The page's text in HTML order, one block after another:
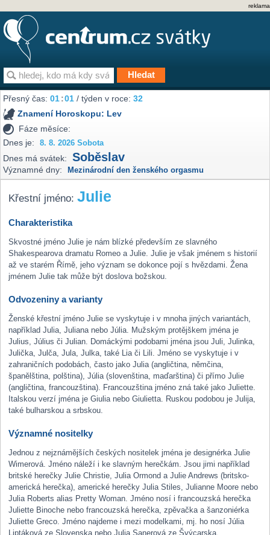
reklama
Přesný čas:01:01 / týden v roce:32
Znamení Horoskopu: Lev
Fáze měsíce:
Dnes je:
8. 8. 2026 Sobota
Dnes má svátek: Soběslav
Významné dny: Mezinárodní den ženského orgasmu
Křestní jméno: Julie
Charakteristika
Skvostné jméno Julie je nám blízké především ze slavného
Shakespearova dramatu Romeo a Julie. Julie je však jménem s historií
až ve starém Římě, jeho význam se dokonce pojí s hvězdami. Žena
jménem Julie tak může být doslova božskou.
Odvozeniny a varianty
Ženské křestní jméno Julie se vyskytuje i v mnoha jiných variantách,
například Julia, Juliana nebo Júlia. Mužským protějškem jména je
Julius, Július či Julian. Domáckými podobami jména jsou Juli, Julinka,
Julička, Julča, Jula, Julka, také Lia či Lili. Jméno se vyskytuje i v
zahraničních podobách, často jako Julia (angličtina, němčina,
španělština, polština), Júlia (slovenština, maďarština) či přímo Julie
(angličtina, francouzština). Francouzština jméno zná také jako Juliette.
Italskou verzí jména je Giulia nebo Giulietta. Ruskou podobou je Julija,
také bulharskou a srbskou.
Významné nositelky
Jednou z nejznámějších českých nositelek jména je designérka Julie
Wimerová. Jméno náleží i ke slavným herečkám. Jsou jimi například
britské herečky Julie Christie, Julia Ormond a Julie Andrews (britsko-
americká herečka), americké herečky Julia Stiles, Julianne Moore nebo
Julia Roberts alias Pretty Woman. Jméno nosí i francouzská herečka
Juliette Binoche nebo francouzská herečka, zpěvačka a šanzoniérka
Juliette Greco. Jméno najdeme i mezi modelkami, mj. ho nosí Júlia
Liptáková ze Slovenska nebo Julia Sanerová ze Švýcarska.